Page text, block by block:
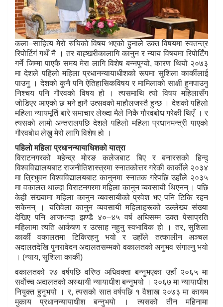
कला–साहित्य मेरो रुचिको विषय भएको हुनाले उक्त विषयमा स्वतन्त्र
रिपोर्टिगं गर्थें नै । तर बाह्खरीकालागि कानुन र न्याय विषयमा रिपोर्टिंग
गर्ने जिम्मा पाएकै समय मेरा लागि विशेष बन्नपुग्यो, कारण थियो २०७३
मा देशले पहिलो महिला प्रधानन्यायाधीशको रूपमा सुशिला कार्कीलाई
पाउनु । देशको कुनै पनि ऐतिहासिकविषय र मामिलाको साक्षी हुनपाउनु
निश्चय पनि गौरवको विषय हो । त्यसमाथि त्यो विषय महिलासँग
जोडिएर आएको छ भने झनै उत्सवको माहौलजस्तै हुन्छ । देशको पहिलो
महिला न्यायमूर्ति बारे समाचार लेख्दा मैले निकै गौरवबोध गरेकी थिएँ । र
त्यसको लामो अन्तरालपछि देशले पहिलो महिला प्रधानमन्त्री पाएको
गौरवबोध लेख्नु मेरो लागि विशेष हो ।
पहिलो महिला प्रधानन्यायाधिशको यात्रा
विराटनगरको महेन्द्र मोरङ कलेजबाट बिए र बनारसको हिन्दु
विश्वविद्यालयबाट राजनीतिशास्त्रमा स्नातकोत्तर गरेकी कार्कीले २०३४
मा त्रिभुवन विश्वविद्यालयबाट कानुनमा स्नातक गरेपछि उहाँले २०३५
मा वकालत थाल्दा विराटनगरमा महिला कानुन व्यवसायी थिएनन् । पछि
केही संख्यामा महिला कानुन व्यवसायीको प्रवेश भए पनि टिकि रहन
सकेनन् । यतिवेला कानुन व्यवसायी महिलाहरूको उल्लेख्य संख्या
देखिए पनि आजभन्दा झण्डै ४०–४५ वर्ष अघिसम्म उक्त पेसाप्रति
महिलामा त्यति आर्कषण र उत्साह नहुनु स्वभाविक हो । तर, सुशिला
कार्की वकालतमा टिकिरहनु भयो र उहाँले तत्कालीन अञ्चल
अदालतदेखि पुनरावेदन अदालतसम्मको वकालतको अनुभव संगाल्नु भयो
। (न्याय, सुशिला कार्की)
वकालतको २७ वर्षपछि वरिष्ठ अधिवक्ता बन्नुभएका उहाँ २०६५ मा
सर्वाेच्च अदालतको अस्थायी न्यायाधीश बन्नुभयो । २०६७ मा न्यायाधीश
नियुक्त हुनुभयो । र, त्यसको सात वर्षपछि १ वैशाख २०७३ मा कायम
मुकाय प्रधानन्यायाधीश बन्नुभयो । त्यसको तीन महिनामा